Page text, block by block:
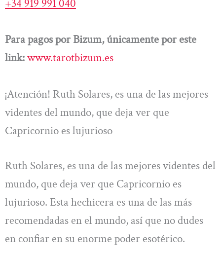
+34 919 991 040
Para pagos por Bizum, únicamente por este
link:www.tarotbizum.es
¡Atención! Ruth Solares, es una de las mejores
videntes del mundo, que deja ver que
Capricornio es lujurioso
Ruth Solares, es una de las mejores videntes del
mundo, que deja ver que Capricornio es
lujurioso. Esta hechicera es una de las más
recomendadas en el mundo, así que no dudes
en confiar en su enorme poder esotérico.